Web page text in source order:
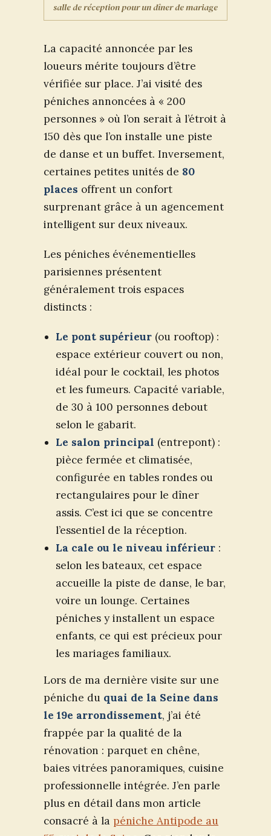
salle de réception pour un dîner de mariage
La capacité annoncée par les
loueurs mérite toujours d’être
vérifiée sur place. J’ai visité des
péniches annoncées à « 200
personnes » où l’on serait à l’étroit à
150 dès que l’on installe une piste
de danse et un buffet. Inversement,
certaines petites unités de 80
places offrent un confort
surprenant grâce à un agencement
intelligent sur deux niveaux.
Les péniches événementielles
parisiennes présentent
généralement trois espaces
distincts :
Le pont supérieur (ou rooftop) :
espace extérieur couvert ou non,
idéal pour le cocktail, les photos
et les fumeurs. Capacité variable,
de 30 à 100 personnes debout
selon le gabarit.
Le salon principal (entrepont) :
pièce fermée et climatisée,
configurée en tables rondes ou
rectangulaires pour le dîner
assis. C’est ici que se concentre
l’essentiel de la réception.
La cale ou le niveau inférieur :
selon les bateaux, cet espace
accueille la piste de danse, le bar,
voire un lounge. Certaines
péniches y installent un espace
enfants, ce qui est précieux pour
les mariages familiaux.
Lors de ma dernière visite sur une
péniche du quai de la Seine dans
le 19e arrondissement, j’ai été
frappée par la qualité de la
rénovation : parquet en chêne,
baies vitrées panoramiques, cuisine
professionnelle intégrée. J’en parle
plus en détail dans mon article
consacré à la péniche Antipode au